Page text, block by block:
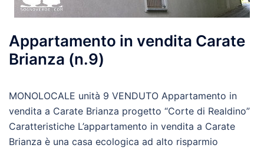
Appartamento in vendita Carate
Brianza (n.9)
MONOLOCALE unità 9 VENDUTO Appartamento in
vendita a Carate Brianza progetto “Corte di Realdino”
Caratteristiche L’appartamento in vendita a Carate
Brianza è una casa ecologica ad alto risparmio